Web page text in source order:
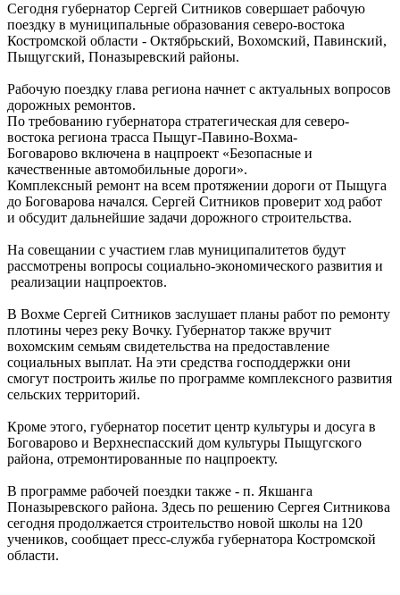
Сегодня губернатор Сергей Ситников совершает рабочую
поездку в муниципальные образования северо-востока
Костромской области - Октябрьский, Вохомский, Павинский,
Пыщугский, Поназыревский районы.
Рабочую поездку глава региона начнет с актуальных вопросов
дорожных ремонтов.
По требованию губернатора стратегическая для северо-
востока региона трасса Пыщуг-Павино-Вохма-
Боговарово включена в нацпроект «Безопасные и
качественные автомобильные дороги».
Комплексный ремонт на всем протяжении дороги от Пыщуга
до Боговарова начался. Сергей Ситников проверит ход работ
и обсудит дальнейшие задачи дорожного строительства.
На совещании с участием глав муниципалитетов будут
рассмотрены вопросы социально-экономического развития и
реализации нацпроектов.
В Вохме Сергей Ситников заслушает планы работ по ремонту
плотины через реку Вочку. Губернатор также вручит
вохомским семьям свидетельства на предоставление
социальных выплат. На эти средства господдержки они
смогут построить жилье по программе комплексного развития
сельских территорий.
Кроме этого, губернатор посетит центр культуры и досуга в
Боговарово и Верхнеспасский дом культуры Пыщугского
района, отремонтированные по нацпроекту.
В программе рабочей поездки также - п. Якшанга
Поназыревского района. Здесь по решению Сергея Ситникова
сегодня продолжается строительство новой школы на 120
учеников, сообщает пресс-служба губернатора Костромской
области.